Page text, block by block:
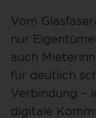
Vom
nur
auch
für deutlich
Verbindung –
digitale